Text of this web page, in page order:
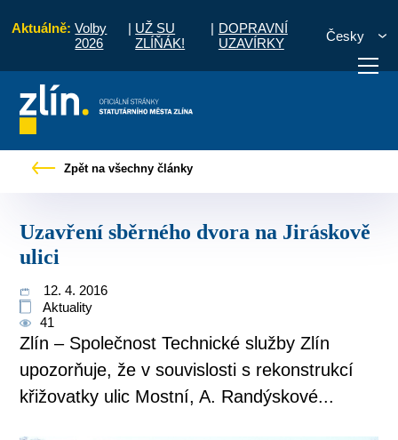
Aktuálně: Volby
2026
| UŽ SU
ZLÍŇÁK!
| DOPRAVNÍ
UZAVÍRKY
Česky
vyřídit Potřebuji zaplatit
Zpět na všechny články
Uzavření sběrného dvora na Jiráskově
ulici
12. 4. 2016
Aktuality
41
Zlín – Společnost Technické služby Zlín
upozorňuje, že v souvislosti s rekonstrukcí
křižovatky ulic Mostní, A. Randýskové...